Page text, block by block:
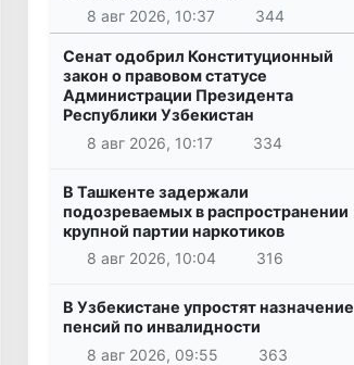
8 авг 2026, 10:37 344
Сенат одобрил Конституционный
закон о правовом статусе
Администрации Президента
Республики Узбекистан
8 авг 2026, 10:17
334
В Ташкенте задержали
подозреваемых в распространении
крупной партии наркотиков
8 авг 2026, 10:04
316
В Узбекистане упростят назначение
пенсий по инвалидности
8 авг 2026, 09:55
363